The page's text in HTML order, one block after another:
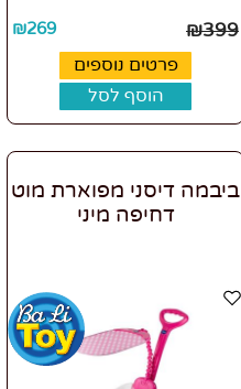
₪399
₪269
פרטים נוספים
הוסף לסל
ביבמה דיסני מפוארת מוט
דחיפה מיני